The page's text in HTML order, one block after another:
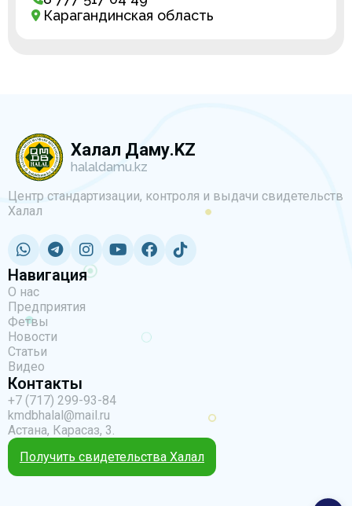
Карагандинская область
Халал Даму.KZ
halaldamu.kz
Центр стандартизации, контроля и выдачи свидетельств
Халал
Навигация
О нас
Предприятия
Фетвы
Новости
Статьи
Видео
Контакты
+7 (717) 299-93-84
kmdbhalal@mail.ru
Астана, Карасаз, 3.
Получить свидетельства Халал